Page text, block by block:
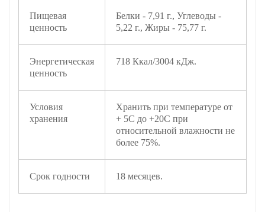
Пищевая
ценность
Белки - 7,91 г., Углеводы -
5,22 г., Жиры - 75,77 г.
Энергетическая
ценность
718 Ккал/3004 кДж.
Условия
хранения
Хранить при температуре от
+ 5С до +20С при
относительной влажности не
более 75%.
Срок годности 18 месяцев.